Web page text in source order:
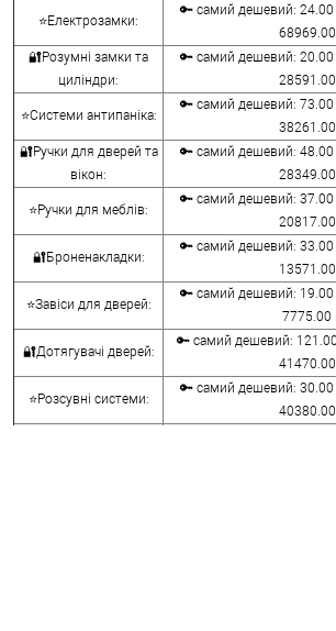
⭐Електрозамки:
🔑 самий дешевий: 24.00
🔐Розумні замки та
циліндри:
🔑 самий дешевий: 20.00
⭐Системи антипаніка:
🔑 самий дешевий: 73.00
🔐Ручки для дверей та
вікон:
🔑 самий дешевий: 48.00
⭐Ручки для меблів:
🔑 самий дешевий: 37.00
🔐Броненакладки:
🔑 самий дешевий: 33.00
⭐Завіси для дверей:
🔑 самий дешевий: 19.00
7775.00
🔐Дотягувачі дверей:
🔑 самий дешевий:
⭐Розсувні системи:
🔑 самий дешевий: 30.00